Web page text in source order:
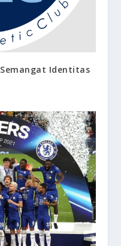
Semangat Identitas